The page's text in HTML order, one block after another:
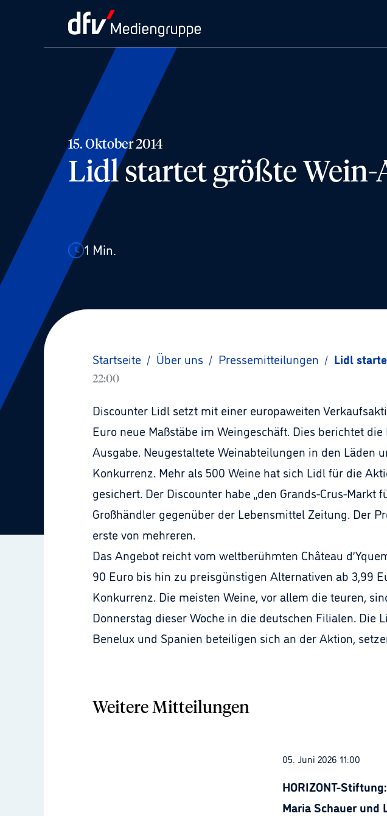
15. Oktober 2014
Lidl startet größte
1 Min.
Startseite / Über uns / Pressemitteilungen / Lidl
22:00
Discounter Lidl setzt mit einer europaweiten
Euro neue Maßstäbe im Weingeschäft. Dies berichtet
Ausgabe. Neugestaltete Weinabteilungen in den Läden
Konkurrenz. Mehr als 500 Weine hat sich Lidl für die
gesichert. Der Discounter habe „den Grands-Crus-
Großhändler gegenüber der Lebensmittel Zeitung. Der
erste von mehreren.
Das Angebot reicht vom weltberühmten Château
90 Euro bis hin zu preisgünstigen Alternativen ab 3,99
Konkurrenz. Die meisten Weine, vor allem die teuren,
Donnerstag dieser Woche in die deutschen Filialen. Die
Benelux und Spanien beteiligen sich an der Aktion,
Weitere Mitteilungen
05. Juni 2026 11:00
HORIZONT-
Maria Schauer und